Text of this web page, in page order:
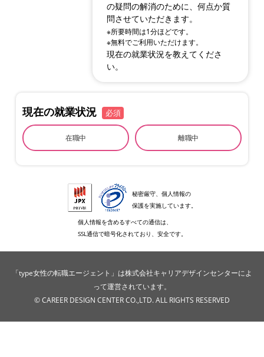
の疑問の解消のために、何点か質
問させていただきます。
※所要時間は1分ほどです。
※無料でご利用いただけます。
現在の就業状況を教えてくださ
い。
現在の就業状況 必須
在職中 離職中
秘密厳守、個人情報の
保護を実施しています。
個人情報を含めるすべての通信は、
SSL通信で暗号化されており、安全です。
「type女性の転職エージェント」は株式会社キャリアデザインセンターによ
って運営されています。
© CAREER DESIGN CENTER CO.,LTD. ALL RIGHTS RESERVED